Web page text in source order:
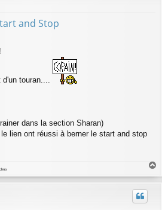
and Stop
touran....
dans la section Sharan)
lien ont réussi à berner le start and stop
a
u